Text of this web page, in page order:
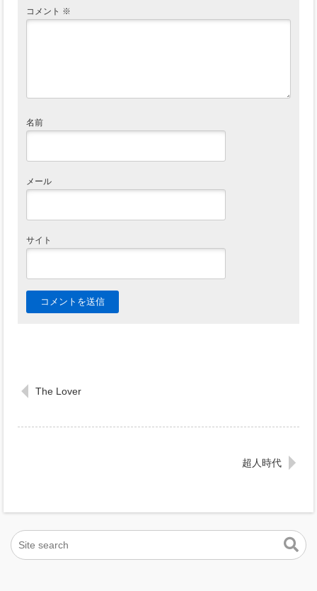
コメント ※
名前
メール
サイト
The Lover
超人時代